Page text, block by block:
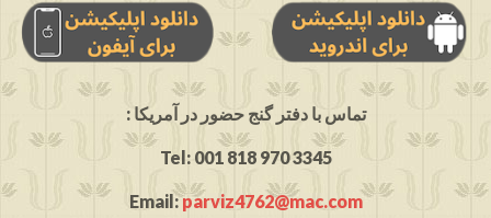
: تماس با دفتر گنج حضور در آمریکا
Tel: 001 818 970 3345
Email:parviz4762@mac.com